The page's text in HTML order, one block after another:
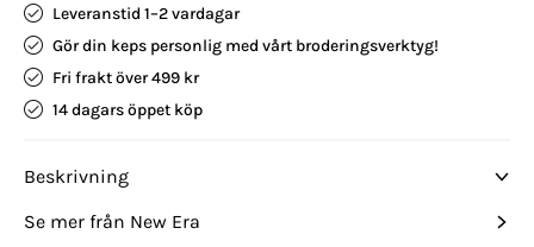
Leveranstid 1–2 vardagar
Gör din keps personlig med vårt broderingsverktyg!
Fri frakt över 499 kr
14 dagars öppet köp
Beskrivning
Se mer från New Era